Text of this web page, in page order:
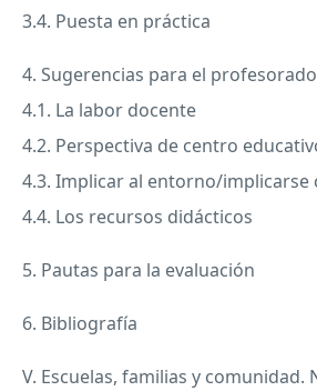
3.4. Puesta en práctica
4. Sugerencias para el profesorado
4.1. La labor docente
4.2. Perspectiva de centro
4.3. Implicar al entorno/implicarse
4.4. Los recursos didácticos
5. Pautas para la evaluación
6. Bibliografía
V. Escuelas, familias y comunidad.